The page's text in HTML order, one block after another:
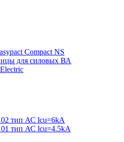
Compact NS
для силовых ВА
тип АС lcu=6kA
тип АС lcu=4.5kA